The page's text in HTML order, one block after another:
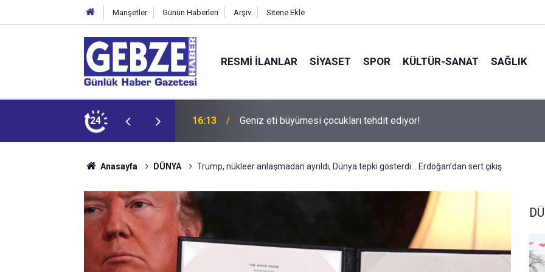
Manşetler Günün Haberleri Arşiv Sitene Ekle
RESMI İLANLAR SİYASET SPOR KÜLTÜR-SANAT SAĞLIK
24 15:27 Bilişim 500 Araştırması’nın sonuçları açıklandı
Anasayfa DÜNYA Trump, nükleer anlaşmadan ayrıldı, Dünya tepki gösterdi… Erdoğan’dan sert çıkış